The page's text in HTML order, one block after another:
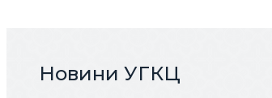
Новини УГКЦ